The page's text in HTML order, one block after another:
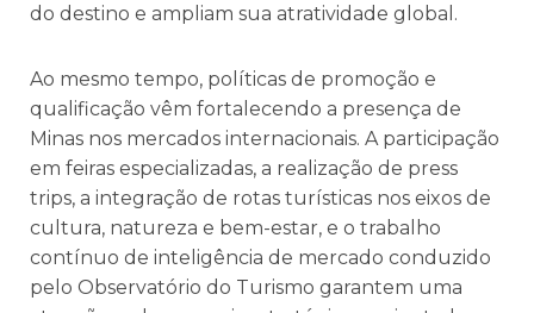
do destino e ampliam sua atratividade global.
Ao mesmo tempo, políticas de promoção e
qualificação vêm fortalecendo a presença de
Minas nos mercados internacionais. A participação
em feiras especializadas, a realização de press
trips, a integração de rotas turísticas nos eixos de
cultura, natureza e bem-estar, e o trabalho
contínuo de inteligência de mercado conduzido
pelo Observatório do Turismo garantem uma